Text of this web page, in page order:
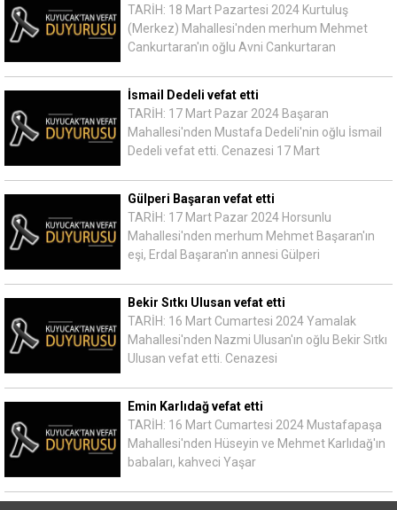
TARİH: 18 Mart Pazartesi 2024 Kurtuluş
(Merkez) Mahallesi'nden merhum Mehmet
Cankurtaran'ın oğlu Avni Cankurtaran
İsmail Dedeli vefat etti
TARİH: 17 Mart Pazar 2024 Başaran
Mahallesi'nden Mustafa Dedeli'nin oğlu İsmail
Dedeli vefat etti. Cenazesi 17 Mart
Gülperi Başaran vefat etti
TARİH: 17 Mart Pazar 2024 Horsunlu
Mahallesi'nden merhum Mehmet Başaran'ın
eşi, Erdal Başaran'ın annesi Gülperi
Bekir Sıtkı Ulusan vefat etti
TARİH: 16 Mart Cumartesi 2024 Yamalak
Mahallesi'nden Nazmi Ulusan'ın oğlu Bekir Sıtkı
Ulusan vefat etti. Cenazesi
Emin Karlıdağ vefat etti
TARİH: 16 Mart Cumartesi 2024 Mustafapaşa
Mahallesi'nden Hüseyin ve Mehmet Karlıdağ'ın
babaları, kahveci Yaşar